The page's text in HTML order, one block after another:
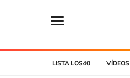
LISTA LOS40 VÍDEOS